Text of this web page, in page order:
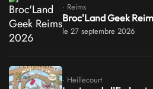
· Reims
Broc'Land Geek
le 27 septembre 2026
· Heillecourt